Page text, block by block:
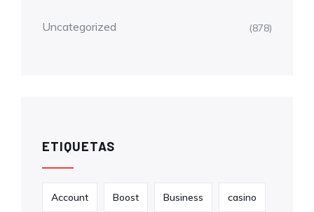
Uncategorized (878)
ETIQUETAS
Account Boost Business casino